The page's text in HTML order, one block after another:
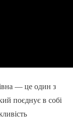
— це один з
поєднує в собі